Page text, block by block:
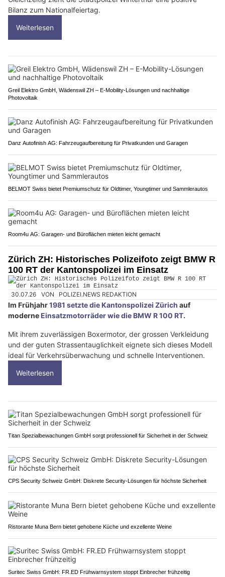
Bilanz zum Nationalfeiertag.
Weiterlesen
Greil Elektro GmbH, Wädenswil ZH – E-Mobility-Lösungen und nachhaltige
Photovoltaik
Danz Autofinish AG: Fahrzeugaufbereitung für Privatkunden und Garagen
BELMOT Swiss bietet Premiumschutz für Oldtimer, Youngtimer und Sammlerautos
Room4u AG: Garagen- und Büroflächen mieten leicht gemacht
Zürich ZH: Historisches Polizeifoto zeigt BMW R
100 RT der Kantonspolizei im Einsatz
30.07.26 VON POLIZEI.NEWS REDAKTION
Im Frühjahr1981 setzte die Kantonspolizei Zürich auf
moderne Einsatzmotorräder wie die BMW R 100 RT.
Mit ihrem zuverlässigen Boxermotor, der grossen Verkleidung
und der guten Strassentauglichkeit eignete sich dieses Modell
ideal für Verkehrsüberwachung und schnelle Interventionen.
Weiterlesen
Titan Spezialbewachungen GmbH sorgt professionell für Sicherheit in der Schweiz
CPS Security Schweiz GmbH: Diskrete Security-Lösungen für höchste Sicherheit
Ristorante Muna Bern bietet gehobene Küche und exzellente Weine
Suritec Swiss GmbH: FR.ED Frühwarnsystem stoppt Einbrecher frühzeitig